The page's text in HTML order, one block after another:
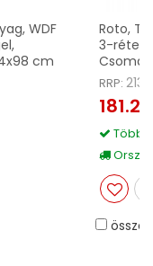
WDF
cm
Roto,
3-
RRP:
Több